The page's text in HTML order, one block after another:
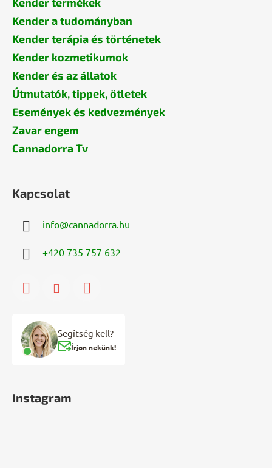
Kender a tudományban
Kender terápia és történetek
Kender kozmetikumok
Kender és az állatok
Útmutatók, tippek, ötletek
Események és kedvezmények
Zavar engem
Cannadorra Tv
Kapcsolat
info@cannadorra.hu
+420 735 757 632
Segítség kell?
Írjon nekünk!
Instagram